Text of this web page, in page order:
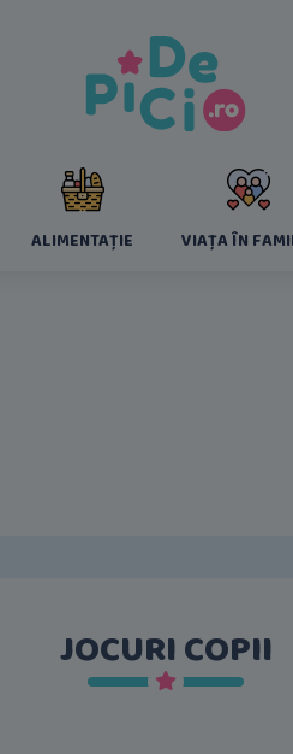
ALIMENTAȚIE VIAȚA ÎN
JOCURI COPII